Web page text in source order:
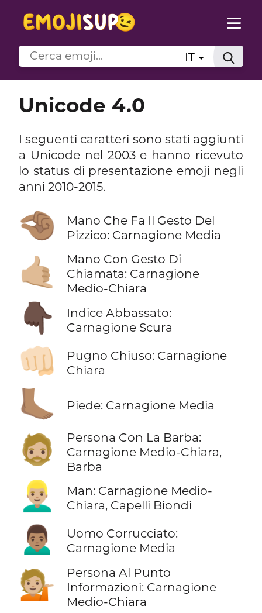
IT
Unicode 4.0
I seguenti caratteri sono stati aggiunti
a Unicode nel 2003 e hanno ricevuto
lo status di presentazione emoji negli
anni 2010-2015.
🤏🏽
Mano Che Fa Il Gesto Del
Pizzico: Carnagione Media
🤙🏼
Mano Con Gesto Di
Chiamata: Carnagione
Medio-Chiara
👇🏿
Indice Abbassato:
Carnagione Scura
👊🏻
Pugno Chiuso: Carnagione
Chiara
🦶🏽 Piede: Carnagione Media
🧔🏼
Persona Con La Barba:
Carnagione Medio-Chiara,
Barba
👱🏼‍♂️
Man: Carnagione Medio-
Chiara, Capelli Biondi
🙍🏽‍♂️
Uomo Corrucciato:
Carnagione Media
💁🏼
Persona Al Punto
Informazioni: Carnagione
Medio-Chiara